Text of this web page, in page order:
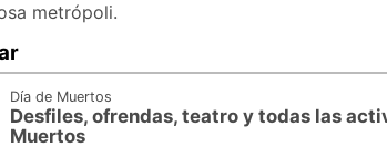
metrópoli.
Día de Muertos
Desfiles, ofrendas, teatro y todas las
Muertos